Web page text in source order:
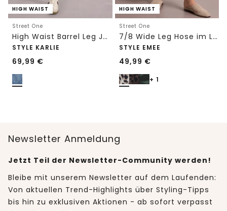
HIGH WAIST
Street One
High Waist Barrel Leg Jeans im Loose Fit
STYLE KARLIE
69,99 €
HIGH WAIST
Street One
7/8 Wide Leg Hose im Loose Fit mit Print
STYLE EMEE
49,99 €
+ 1
Newsletter Anmeldung
Jetzt Teil der Newsletter-Community werden!
Bleibe mit unserem Newsletter auf dem Laufenden:
Von aktuellen Trend-Highlights über Styling-Tipps
bis hin zu exklusiven Aktionen - ab sofort verpasst